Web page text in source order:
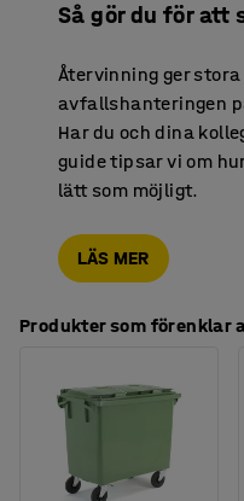
Så gör du för
Återvinning ger
avfallshanteringen
Har du och dina
guide tipsar vi om
lätt som möjligt.
LÄS MER
Produkter som förenklar